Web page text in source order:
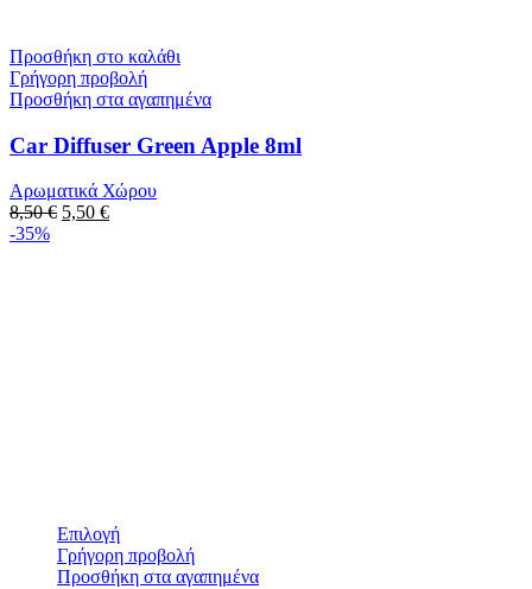
Επιλογή
Γρήγορη προβολή
Προσθήκη στα αγαπημένα
Προσθήκη στο καλάθι
Γρήγορη προβολή
Προσθήκη στα αγαπημένα
Car Diffuser Green Apple 8ml
Αρωματικά Χώρου
8,50€ 5,50 €
-35%